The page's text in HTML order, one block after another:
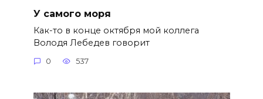
У самого моря
Как-то в конце октября мой коллега
Володя Лебедев говорит
0 537